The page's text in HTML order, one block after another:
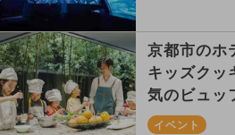
京都市のホ
キッズク
気のビュッ
イベント